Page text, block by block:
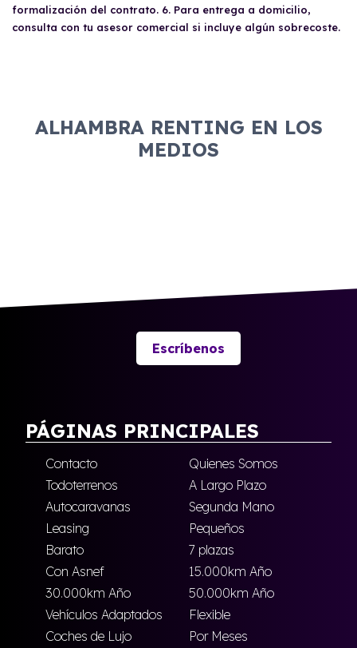
formalización del contrato. 6. Para entrega a domicilio,
consulta con tu asesor comercial si incluye algún sobrecoste.
ALHAMBRA RENTING EN LOS
MEDIOS
Escríbenos
PÁGINAS PRINCIPALES
Contacto
Quienes Somos
Todoterrenos
A Largo Plazo
Autocaravanas
Segunda Mano
Leasing
Pequeños
Barato
7 plazas
Con Asnef
15.000km Año
30.000km Año
50.000km Año
Vehículos Adaptados
Flexible
Coches de Lujo
Por Meses